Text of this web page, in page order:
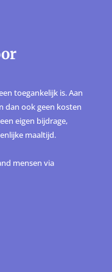
toegankelijk is. Aan
dan ook geen kosten
eigen bijdrage,
maaltijd.
mensen via